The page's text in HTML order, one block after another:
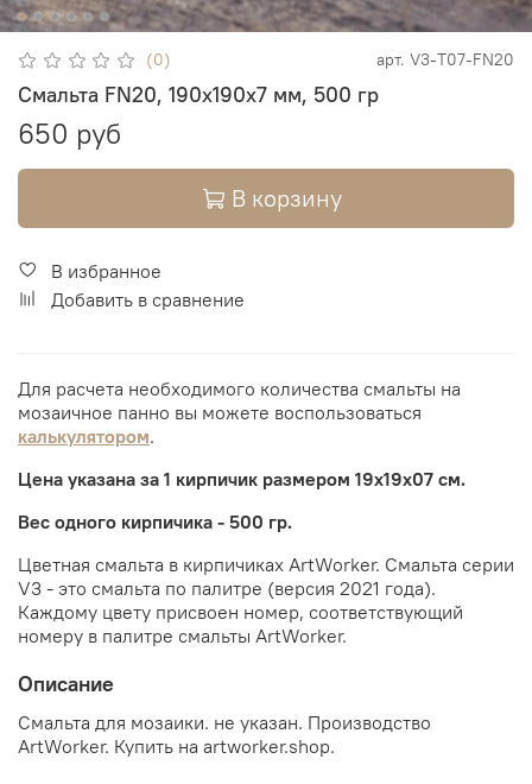
(0) арт. V3-T07-FN20
Смальта FN20, 190х190х7 мм, 500 гр
650 руб
В корзину
В избранное
Добавить в сравнение
Для расчета необходимого количества смальты на
мозаичное панно вы можете воспользоваться
калькулятором.
Цена указана за 1 кирпичик размером 19х19х07 см.
Вес одного кирпичика - 500 гр.
Цветная смальта в кирпичиках ArtWorker. Смальта серии
V3 - это смальта по палитре (версия 2021 года).
Каждому цвету присвоен номер, соответствующий
номеру в палитре смальты ArtWorker.
Описание
Смальта для мозаики. не указан. Производство
ArtWorker. Купить на artworker.shop.